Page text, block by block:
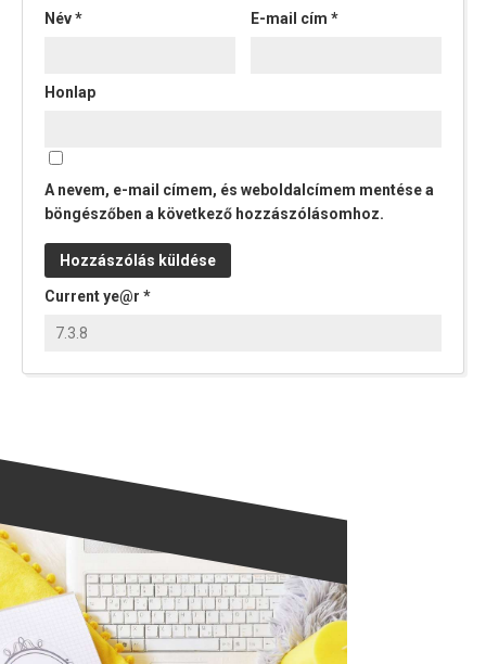
Név* E-mail cím*
Honlap
A nevem, e-mail címem, és weboldalcímem mentése a
böngészőben a következő hozzászólásomhoz.
Current ye@r *